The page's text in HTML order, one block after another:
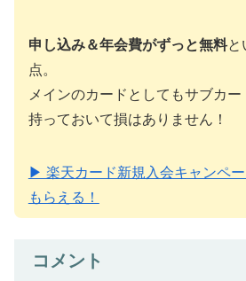
申し込み＆年会費がずっと無料と
点。
メインのカードとしてもサブカ
持っておいて損はありません！
▶ 楽天カード新規入会キャンペ
もらえる！
コメント